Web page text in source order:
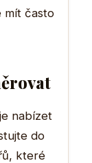
mít často
nabízet
do
které